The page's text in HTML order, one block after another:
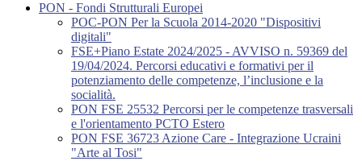
PON - Fondi Strutturali Europei
POC-PON Per la Scuola 2014-2020 "Dispositivi
digitali"
FSE+Piano Estate 2024/2025 - AVVISO n. 59369 del
19/04/2024. Percorsi educativi e formativi per il
potenziamento delle competenze, l’inclusione e la
socialità.
PON FSE 25532 Percorsi per le competenze trasversali
e l'orientamento PCTO Estero
PON FSE 36723 Azione Care - Integrazione Ucraini
"Arte al Tosi"